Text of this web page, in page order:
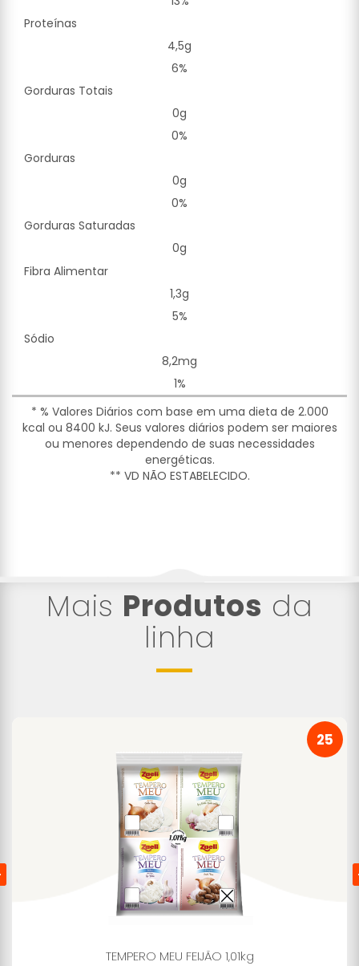
Proteínas
4,5g
6%
Gorduras Totais
0g
0%
Gorduras
0g
0%
Gorduras Saturadas
0g
Fibra Alimentar
1,3g
5%
Sódio
8,2mg
1%
* % Valores Diários com base em uma dieta de 2.000
kcal ou 8400 kJ. Seus valores diários podem ser maiores
ou menores dependendo de suas necessidades
energéticas.
** VD NÃO ESTABELECIDO.
Mais Produtos da
linha
25
TEMPERO MEU FEIJÃO 1,01kg